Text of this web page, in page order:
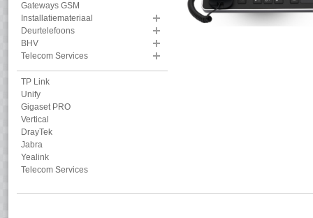
Gateways GSM
Installatiemateriaal
Deurtelefoons
BHV
Telecom Services
TP Link
Unify
Gigaset PRO
Vertical
DrayTek
Jabra
Yealink
Telecom Services